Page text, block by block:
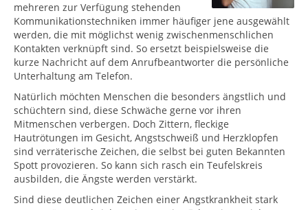
mehreren zur Verfügung stehenden
Kommunikationstechniken immer häufiger jene ausgewählt
werden, die mit möglichst wenig zwischenmenschlichen
Kontakten verknüpft sind. So ersetzt beispielsweise die
kurze Nachricht auf dem Anrufbeantworter die persönliche
Unterhaltung am Telefon.
Natürlich möchten Menschen die besonders ängstlich und
schüchtern sind, diese Schwäche gerne vor ihren
Mitmenschen verbergen. Doch Zittern, fleckige
Hautrötungen im Gesicht, Angstschweiß und Herzklopfen
sind verräterische Zeichen, die selbst bei guten Bekannten
Spott provozieren. So kann sich rasch ein Teufelskreis
ausbilden, die Ängste werden verstärkt.
Sind diese deutlichen Zeichen einer Angstkrankheit stark